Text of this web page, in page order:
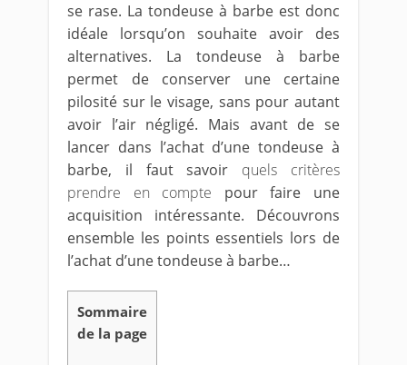
se rase. La tondeuse à barbe est donc
idéale lorsqu’on souhaite avoir des
alternatives. La tondeuse à barbe
permet de conserver une certaine
pilosité sur le visage, sans pour autant
avoir l’air négligé. Mais avant de se
lancer dans l’achat d’une tondeuse à
barbe, il faut savoir quels critères
prendre en compte pour faire une
acquisition intéressante. Découvrons
ensemble les points essentiels lors de
l’achat d’une tondeuse à barbe…
Sommaire
de la page